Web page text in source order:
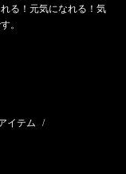
る！元気になれる！気
。
イテム /